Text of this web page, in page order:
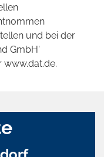
und bei der
GmbH'
www.dat.de.